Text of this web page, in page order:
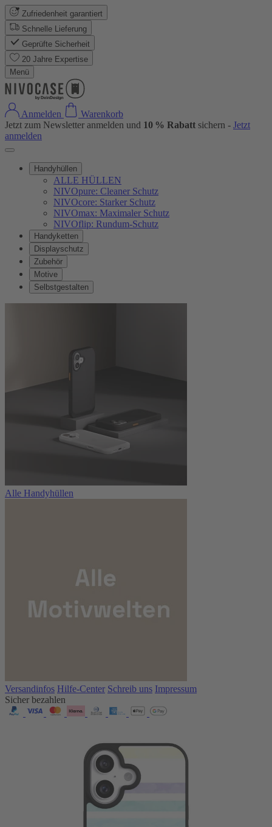
Zufriedenheit garantiert
Schnelle Lieferung
Geprüfte Sicherheit
20 Jahre Expertise
Menü
Anmelden
Warenkorb
Jetzt zum Newsletter anmelden und 10 % Rabatt sichern - Jetzt
anmelden
Handyhüllen
ALLE HÜLLEN
NIVOpure: Cleaner Schutz
NIVOcore: Starker Schutz
NIVOmax: Maximaler Schutz
NIVOflip: Rundum-Schutz
Handyketten
Displayschutz
Zubehör
Motive
Selbstgestalten
Alle Handyhüllen
Versandinfos Hilfe-Center Schreib uns Impressum
Sicher bezahlen